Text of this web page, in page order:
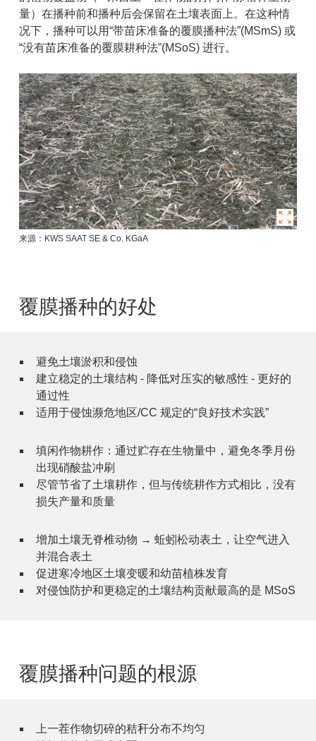
量）在播种前和播种后会保留在土壤表面上。在这种情
况下，播种可以用“带苗床准备的覆膜播种法”(MSmS) 或
“没有苗床准备的覆膜耕种法”(MSoS) 进行。
来源：KWS SAAT SE & Co. KGaA
覆膜播种的好处
避免土壤淤积和侵蚀
建立稳定的土壤结构 ⁃ 降低对压实的敏感性 ⁃ 更好的
通过性
适用于侵蚀濒危地区/CC 规定的“良好技术实践”
填闲作物耕作：通过贮存在生物量中，避免冬季月份
出现硝酸盐冲刷
尽管节省了土壤耕作，但与传统耕作方式相比，没有
损失产量和质量
增加土壤无脊椎动物 → 蚯蚓松动表土，让空气进入
并混合表土
促进寒冷地区土壤变暖和幼苗植株发育
对侵蚀防护和更稳定的土壤结构贡献最高的是 MSoS
覆膜播种问题的根源
上一茬作物切碎的秸秆分布不均匀